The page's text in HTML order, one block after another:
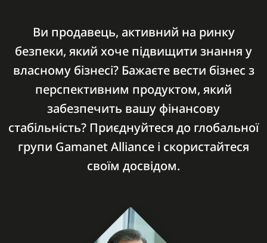
Ви продавець, активний на ринку
безпеки, який хоче підвищити знання у
власному бізнесі? Бажаєте вести бізнес з
перспективним продуктом, який
забезпечить вашу фінансову
стабільність? Приєднуйтеся до глобальної
групи Gamanet Alliance і скористайтеся
своїм досвідом.